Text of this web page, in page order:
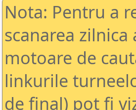
Nota: Pentru a
scanarea
motoare de
linkurile
de final) pot fi